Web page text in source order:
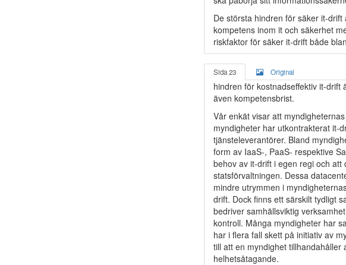
De största hindren för säker it-
kompetens inom it och säkerhet
riskfaktor för säker it-drift både
Sida 23 Original
hindren för kostnadseffektiv it-drift
även kompetensbrist.
Vår enkät visar att
myndigheter har utkontrakterat it-
tjänsteleverantörer. Bland
form av IaaS-, PaaS- respektive
behov av it-drift i egen regi och
statsförvaltningen. Dessa
mindre utrymmen i
drift. Dock finns ett särskilt tydligt
bedriver samhällsviktig
kontroll. Många myndigheter har
har i flera fall skett på initiativ av
till att en myndighet
helhetsåtagande.